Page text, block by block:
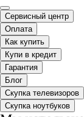
Сервисный центр
Оплата
Как купить
Купи в кредит
Гарантия
Блог
Скупка телевизоров
Скупка ноутбуков